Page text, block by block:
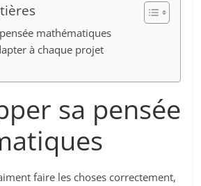
mathématiques
à chaque projet
sa pensée
faire les choses correctement,